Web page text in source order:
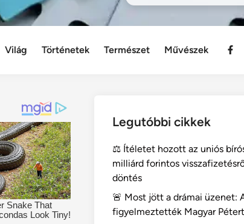
Világ Történetek Természet Művészek
Menu
Legutóbbi cikkek
⚖️ Ítéletet hozott az uniós
milliárd forintos
döntés
🚨 Most jött a drámai üzenet:
figyelmeztették Magyar